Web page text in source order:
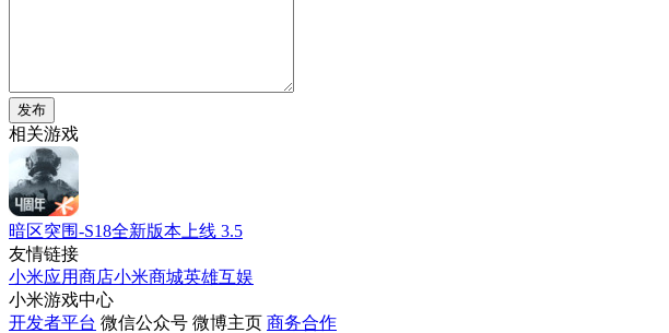
发布
相关游戏
暗区突围-S18全新版本上线 3.5
友情链接
小米应用商店小米商城英雄互娱
小米游戏中心
开发者平台 微信公众号 微博主页 商务合作